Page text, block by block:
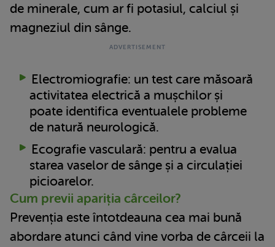
de minerale, cum ar fi potasiul, calciul și
magneziul din sânge.
Electromiografie: un test care măsoară
activitatea electrică a mușchilor și
poate identifica eventualele probleme
de natură neurologică.
Ecografie vasculară: pentru a evalua
starea vaselor de sânge și a circulației
picioarelor.
Cum previi apariția cârceilor?
Prevenția este întotdeauna cea mai bună
abordare atunci când vine vorba de cârceii la